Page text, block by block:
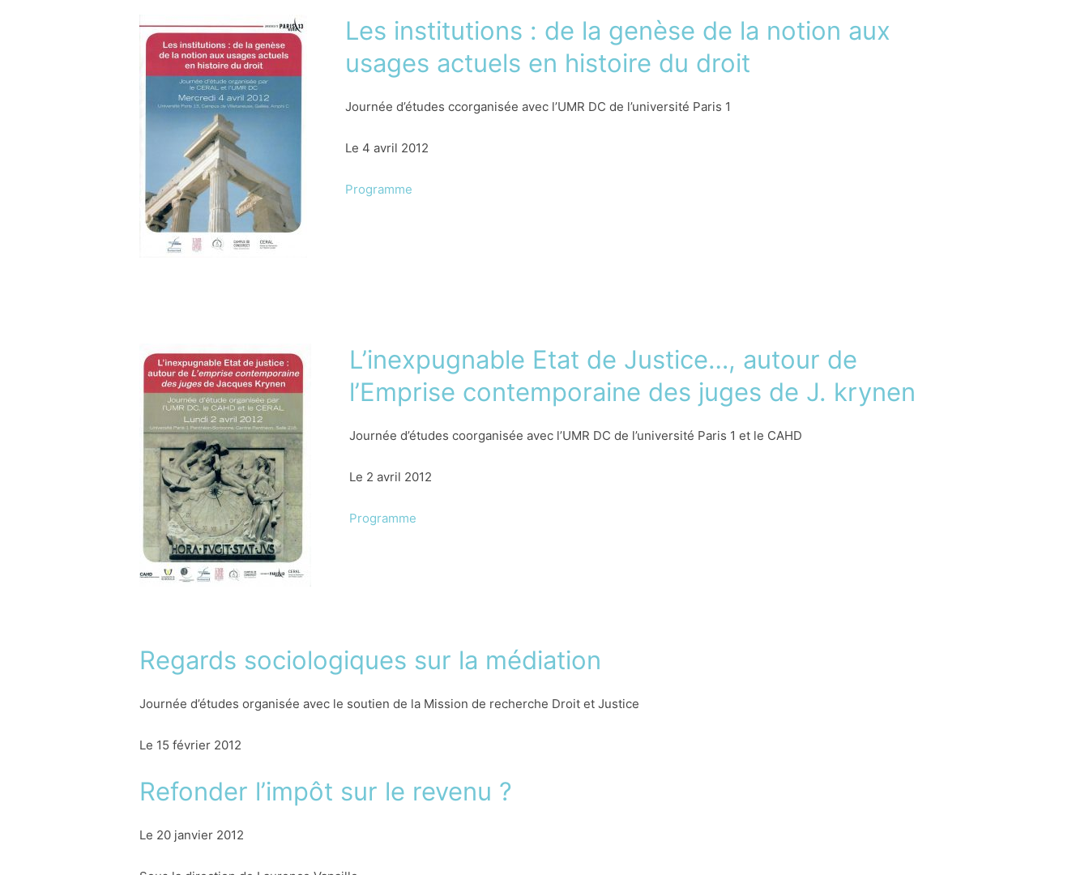
Les institutions : de la genèse de la notion aux
usages actuels en histoire du droit
Journée d’études ccorganisée avec l’UMR DC de l’université Paris 1
Le 4 avril 2012
Programme
L’inexpugnable Etat de Justice…, autour de
l’Emprise contemporaine des juges de J. krynen
Journée d’études coorganisée avec l’UMR DC de l’université Paris 1 et le CAHD
Le 2 avril 2012
Programme
Regards sociologiques sur la médiation
Journée d’études organisée avec le soutien de la Mission de recherche Droit et Justice
Le 15 février 2012
Refonder l’impôt sur le revenu ?
Le 20 janvier 2012